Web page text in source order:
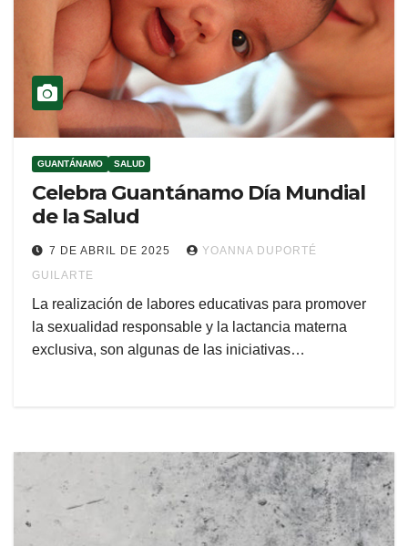
GUANTÁNAMO SALUD
Celebra Guantánamo Día Mundial
de la Salud
7 DE ABRIL DE 2025
YOANNA DUPORTÉ
GUILARTE
La realización de labores educativas para promover
la sexualidad responsable y la lactancia materna
exclusiva, son algunas de las iniciativas…